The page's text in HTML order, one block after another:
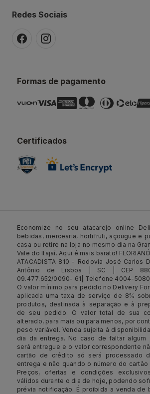
Redes Sociais
Formas de pagamento
Certificados
Economize no seu atacarejo online
bebidas, mercearia, hortifruti, açougue e
casa ou retire na loja no mesmo dia na
Vale do Itajaí. Aqui é mais barato!
ATACADISTA 810 - Rodovia José Carlos
Antônio de Lisboa | SC | CEP
09.477.652/0090- 61| Telefone 4004-5080
O valor mínimo para pedido no Delivery
aplicada uma taxa de serviço de 8%
produtos, destinada à separação e à
de seu pedido. O valor total de sua
alterado, para mais ou para menos, por
peso variável. Venda sujeita à
dia da entrega. No caso de faltar algum
será entregue e o valor correspondente
cartão de crédito só será processado
entrega e não quando o número do
Preços, ofertas e condições
válidos durante o dia de hoje, podendo
prévia notificação. É proibida a venda de